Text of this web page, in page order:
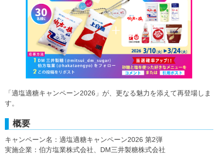
「適塩適糖キャンペーン2026」が、更なる魅力を添えて再登場しま
す。
概要
キャンペーン名：適塩適糖キャンペーン2026 第2弾
実施企業：伯方塩業株式会社、DM三井製糖株式会社